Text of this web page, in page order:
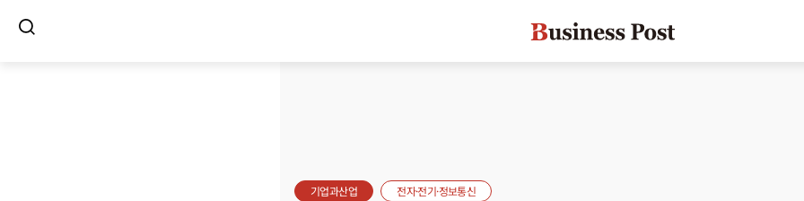
기업과산업 전자·전기·정보통신